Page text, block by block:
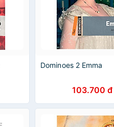
Dominoes 2 Emma
103.700 đ